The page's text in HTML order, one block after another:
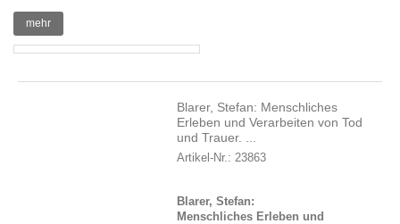
mehr
Blarer, Stefan: Menschliches
Erleben und Verarbeiten von Tod
und Trauer. ...
Artikel-Nr.: 23863
Blarer, Stefan:
Menschliches Erleben und